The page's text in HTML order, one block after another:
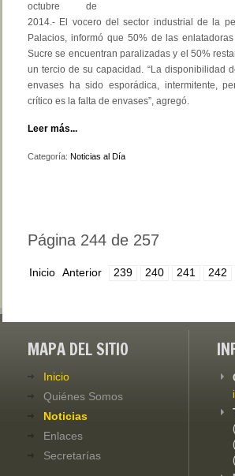
octubre de
2014.- El vocero del sector industrial de la
Palacios, informó que 50% de las
Sucre se encuentran paralizadas y el 50%
un tercio de su capacidad. “La disponibilidad
envases ha sido esporádica, intermitente,
crítico es la falta de envases”, agregó.
Leer más...
Categoría: Noticias al Día
Página 244 de 257
Inicio Anterior 239 240 241 242
MAPA DEL SITIO
Inicio
Quiénes Somos
Noticias
Enlaces
Secretarías